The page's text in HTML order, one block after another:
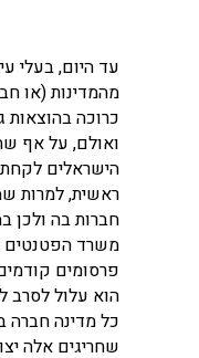
עד היום, בעלי
כרוכה בהוצאות
ואולם, על אף
הישראלים
ראשית, למרות
חברות בה ולכן
פרסומים
הוא עלול לסרב
כל מדינה חברה